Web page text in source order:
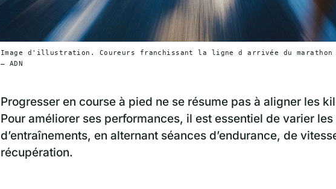
Image d'illustration. Coureurs franchissant la ligne d arrivée du marathon
— ADN
Progresser en course à pied ne se résume pas à aligner les
Pour améliorer ses performances, il est essentiel de varier
d’entraînements, en alternant séances d’endurance, de
récupération.